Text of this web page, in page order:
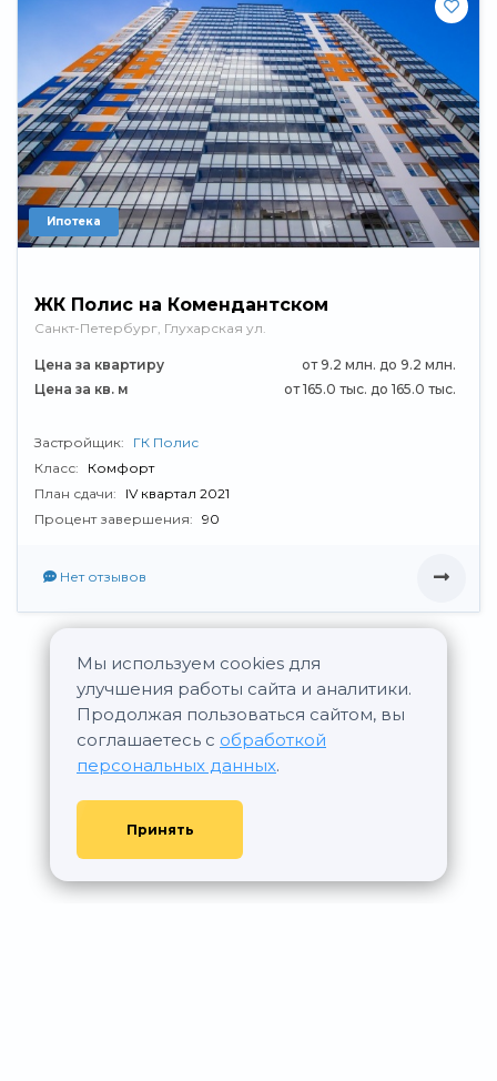
Мы используем cookies для
улучшения работы сайта и аналитики.
Продолжая пользоваться сайтом, вы
соглашаетесь с обработкой
персональных данных.
Принять
Ипотека
ЖК Полис на Комендантском
Санкт-Петербург, Глухарская ул.
Цена за квартиру
от 9.2 млн. до 9.2 млн.
Цена за кв. м
от 165.0 тыс. до 165.0 тыс.
Застройщик:
ГК Полис
Класс:
Комфорт
План сдачи:
IV квартал 2021
Процент завершения: 90
Нет отзывов
Все новостройки ГК Полис